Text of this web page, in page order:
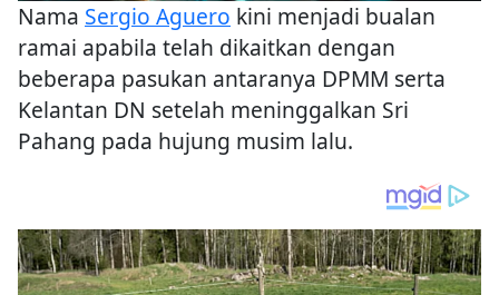
Nama Sergio Aguero kini menjadi bualan
ramai apabila telah dikaitkan dengan
beberapa pasukan antaranya DPMM serta
Kelantan DN setelah meninggalkan Sri
Pahang pada hujung musim lalu.